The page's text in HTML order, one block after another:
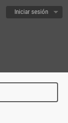
Iniciar sesión